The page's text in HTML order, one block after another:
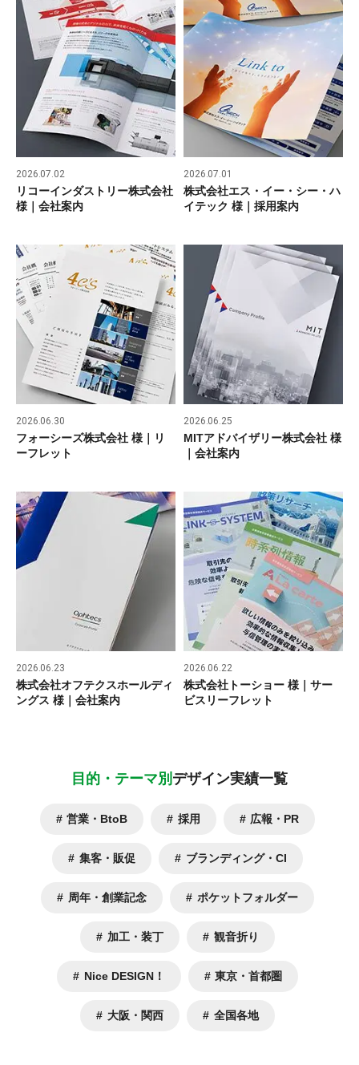
2026.07.02
リコーインダストリー株式会社
様｜会社案内
2026.07.01
株式会社エス・イー・シー・ハ
イテック 様｜採用案内
2026.06.30
フォーシーズ株式会社 様｜リ
ーフレット
2026.06.25
MITアドバイザリー株式会社 様
｜会社案内
2026.06.23
株式会社オフテクスホールディ
ングス 様｜会社案内
2026.06.22
株式会社トーショー 様｜サー
ビスリーフレット
目的・テーマ別 デザイン実績一覧
営業・BtoB 採用 広報・PR
集客・販促 ブランディング・CI
周年・創業記念 ポケットフォルダー
加工・装丁 観音折り
Nice DESIGN！ 東京・首都圏
大阪・関西 全国各地